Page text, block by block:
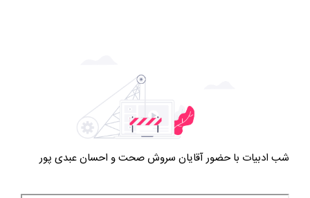
شب ادبیات با حضور آقایان سروش صحت و احسان عبدی پور